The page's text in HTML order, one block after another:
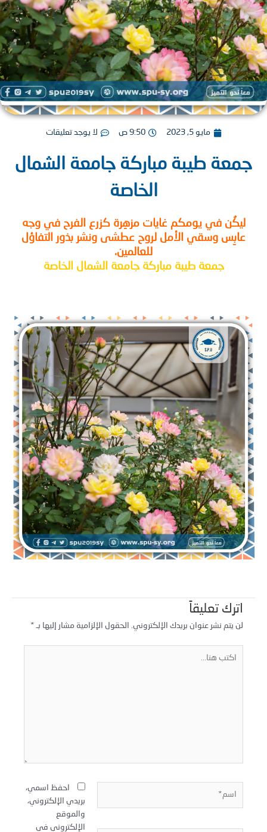
مايو 5, 2023 9:50 ص لا يوجد تعليقات
طيبة مباركة جامعة الشمال
الخاصة
في يومكم غايات مزهِرة كزرع الفرح في وجه
وسقي الأمل لروح عطشى ونشر بذور التفاؤل
للعالمين.
جمعة طيبة مباركة جامعة الشمال الخاصة
اترك تعليقاً
لن يتم نشر عنوان بريدك الإلكتروني. الحقول الإلزامية مشار إليها بـ
احفظ اسمي،
بريدي الإلكتروني،
والموقع
الإلكتروني في